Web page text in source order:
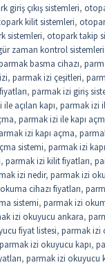
giriş çıkış sistemleri,
kilit sistemleri,
sistemleri, otopark takip
zaman kontrol sistemleri
basma cihazı,
, parmak izi çeşitleri,
, parmak izi giriş
açılan kapı, parmak izi
, parmak izi ile kapı
izi kapı açma,
sistemi, parmak izi
, parmak izi kilit fiyatları,
izi nedir, parmak izi
cihazı fiyatları,
sistemi, parmak izi
izi okuyucu ankara,
fiyat listesi, parmak izi
parmak izi okuyucu kapı,
, parmak izi okuyucu